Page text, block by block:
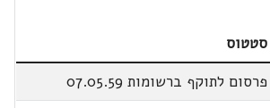
סטטוס
פרסום לתוקף ברשומות 07.05.59